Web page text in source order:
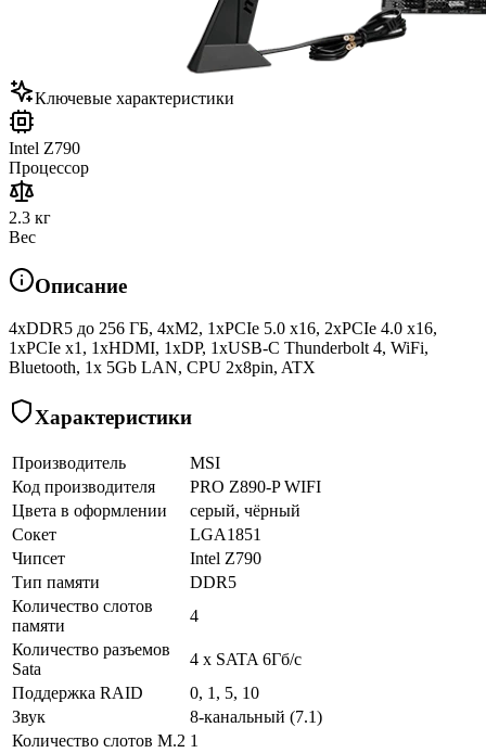
Ключевые характеристики
Intel Z790
Процессор
2.3 кг
Вес
Описание
4xDDR5 до 256 ГБ, 4xM2, 1xPCIe 5.0 x16, 2xPCIe 4.0 x16,
1xPCIe x1, 1xHDMI, 1xDP, 1xUSB-C Thunderbolt 4, WiFi,
Bluetooth, 1x 5Gb LAN, CPU 2x8pin, ATX
Характеристики
Производитель
MSI
Код производителя
PRO Z890-P WIFI
Цвета в оформлении
серый, чёрный
Сокет
LGA1851
Чипсет
Intel Z790
Тип памяти
DDR5
Количество слотов
памяти
4
Количество разъемов
Sata
4 х SATA 6Гб/с
Поддержка RAID
0, 1, 5, 10
Звук
8-канальный (7.1)
Количество слотов M.2 1